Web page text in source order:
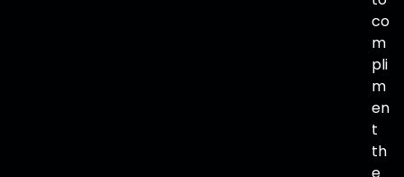
co
m
pli
m
en
t
th